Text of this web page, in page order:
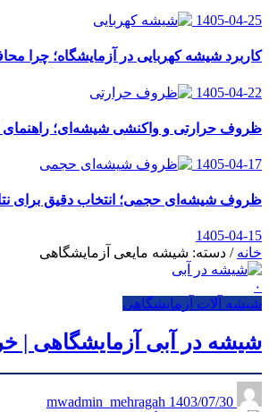
1405-04-25
کاربرد شیشه کهربایی در آزمایشگاه؛
1405-04-22
ظروف حرارتی و واکنشی شیشه‌ای؛ راهنمای
1405-04-17
ظروف شیشه‌ای حجمی؛ انتخاب دقیق برای
1405-04-15
خانه / دسته: شیشه مایعی آزمایشگاهی
۰
شیشه آلات آزمایشگاهی
شیشه در آبی آزمایشگاهی |
1403/07/30